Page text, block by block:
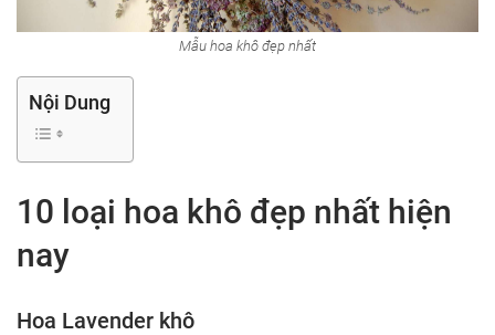
Mẫu hoa khô đẹp nhất
Nội Dung
10 loại hoa khô đẹp nhất hiện
nay
Hoa Lavender khô